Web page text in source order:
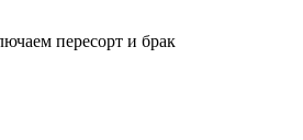
пересорт и брак